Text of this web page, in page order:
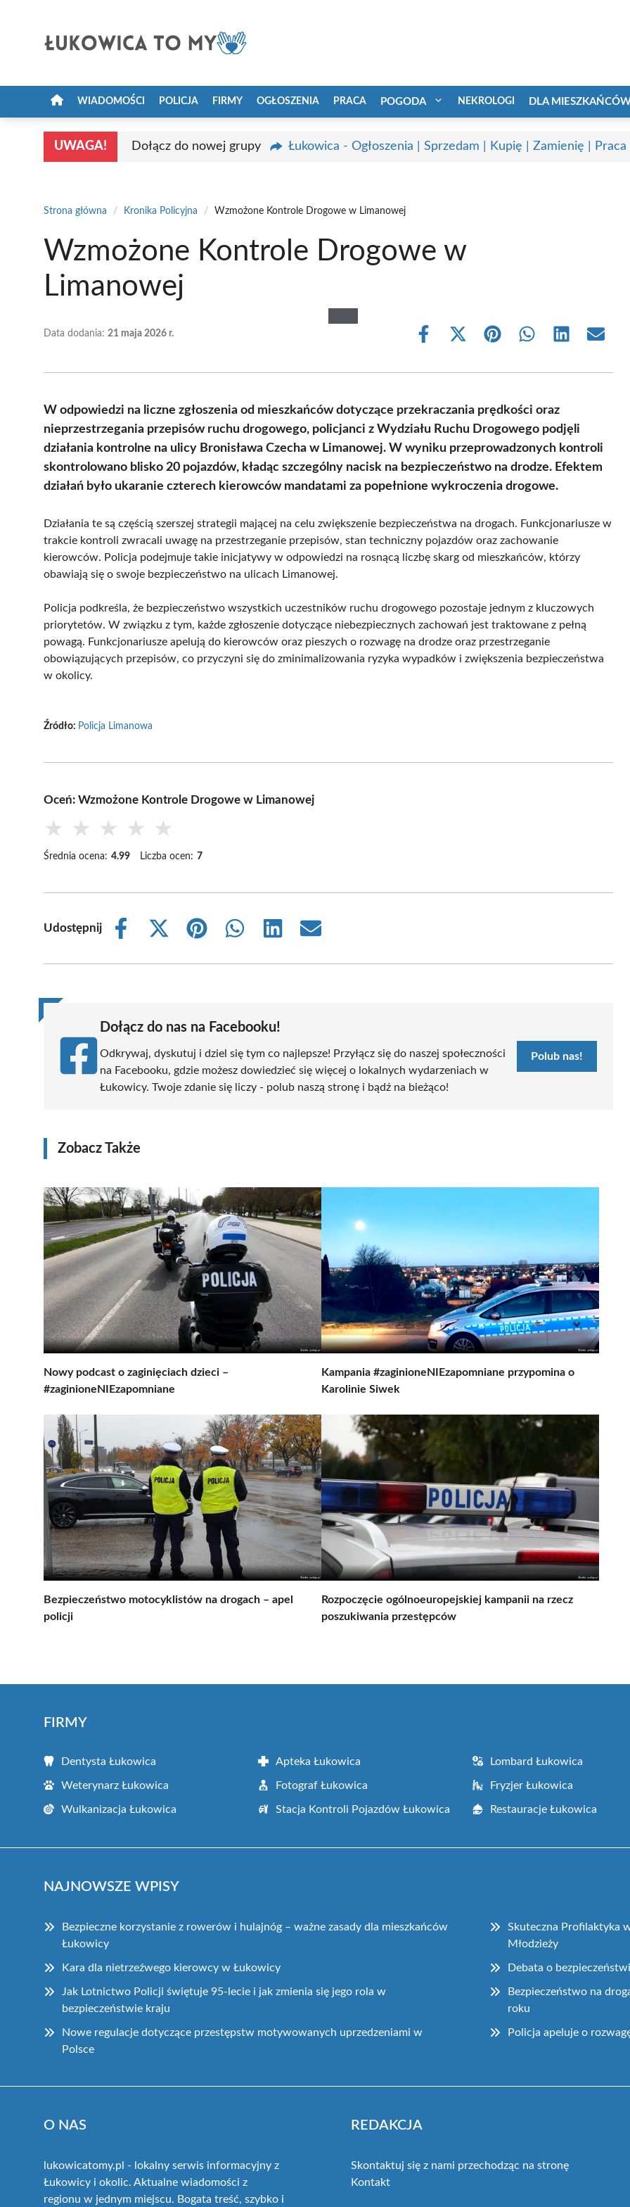
WIADOMOŚCI POLICJA FIRMY OGŁOSZENIA PRACA POGODA NEKROLOGI DLA
UWAGA! Dołącz do nowej grupy Łukowica - Ogłoszenia | Sprzedam | Kupię | Zamienię | Praca
Strona główna / Kronika Policyjna / Wzmożone Kontrole Drogowe w Limanowej
Wzmożone Kontrole Drogowe w
Limanowej
Data dodania: 21 maja 2026 r.
Share
Share
(Twitter)
Share Share Share Share
W odpowiedzi na liczne zgłoszenia od mieszkańców dotyczące przekraczania prędkości oraz
nieprzestrzegania przepisów ruchu drogowego, policjanci z Wydziału Ruchu Drogowego podjęli
działania kontrolne na ulicy Bronisława Czecha w Limanowej. W wyniku przeprowadzonych kontroli
skontrolowano blisko 20 pojazdów, kładąc szczególny nacisk na bezpieczeństwo na drodze. Efektem
działań było ukaranie czterech kierowców mandatami za popełnione wykroczenia drogowe.
Działania te są częścią szerszej strategii mającej na celu zwiększenie bezpieczeństwa na drogach. Funkcjonariusze w
trakcie kontroli zwracali uwagę na przestrzeganie przepisów, stan techniczny pojazdów oraz zachowanie
kierowców. Policja podejmuje takie inicjatywy w odpowiedzi na rosnącą liczbę skarg od mieszkańców, którzy
obawiają się o swoje bezpieczeństwo na ulicach Limanowej.
Policja podkreśla, że bezpieczeństwo wszystkich uczestników ruchu drogowego pozostaje jednym z kluczowych
priorytetów. W związku z tym, każde zgłoszenie dotyczące niebezpiecznych zachowań jest traktowane z pełną
powagą. Funkcjonariusze apelują do kierowców oraz pieszych o rozwagę na drodze oraz przestrzeganie
obowiązujących przepisów, co przyczyni się do zminimalizowania ryzyka wypadków i zwiększenia bezpieczeństwa
w okolicy.
Źródło: Policja Limanowa
Oceń: Wzmożone Kontrole Drogowe w Limanowej
★ ★ ★ ★ ★
Średnia ocena: 4.99 Liczba ocen: 7
Udostępnij
Share
Share
(Twitter)
Share
Share
Share
Share
Dołącz do nas na Facebooku!
Odkrywaj, dyskutuj i dziel się tym co najlepsze! Przyłącz się do naszej społeczności
na Facebooku, gdzie możesz dowiedzieć się więcej o lokalnych wydarzeniach w
Łukowicy. Twoje zdanie się liczy - polub naszą stronę i bądź na bieżąco!
Polub nas!
Zobacz Także
Nowy podcast o zaginięciach dzieci –
#zaginioneNIEzapomniane
Kampania #zaginioneNIEzapomniane przypomina o
Karolinie Siwek
Bezpieczeństwo motocyklistów na drogach – apel
policji
Rozpoczęcie ogólnoeuropejskiej kampanii na rzecz
poszukiwania przestępców
FIRMY
Dentysta Łukowica Apteka Łukowica Lombard Łukowica
Weterynarz Łukowica Fotograf Łukowica Fryzjer Łukowica
Wulkanizacja Łukowica Stacja Kontroli Pojazdów Łukowica Restauracje Łukowica
NAJNOWSZE WPISY
Bezpieczne korzystanie z rowerów i hulajnóg – ważne zasady dla mieszkańców
Łukowicy
Skuteczna Profilaktyka
Młodzieży
Kara dla nietrzeźwego kierowcy w Łukowicy Debata o
Jak Lotnictwo Policji świętuje 95-lecie i jak zmienia się jego rola w
bezpieczeństwie kraju
Bezpieczeństwo na
roku
Nowe regulacje dotyczące przestępstw motywowanych uprzedzeniami w
Polsce
Policja apeluje o
O NAS
lukowicatomy.pl - lokalny serwis informacyjny z
Łukowicy i okolic. Aktualne wiadomości z
regionu w jednym miejscu. Bogata treść, szybko i
REDAKCJA
Skontaktuj się z nami przechodząc na stronę
Kontakt